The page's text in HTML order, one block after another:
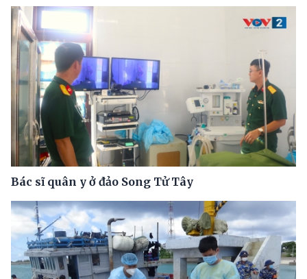
Bác sĩ quân y ở đảo Song Tử Tây